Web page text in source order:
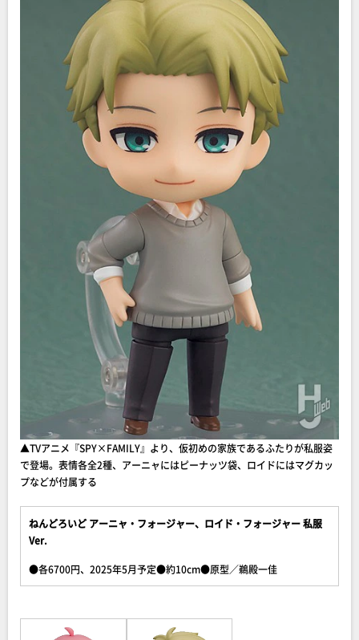
▲TVアニメ『SPY×FAMILY』より、仮初めの家族であるふたりが私服姿
で登場。表情各全2種、アーニャにはピーナッツ袋、ロイドにはマグカッ
プなどが付属する
ねんどろいど アーニャ・フォージャー、ロイド・フォージャー 私服
Ver.
●各6700円、2025年5月予定●約10cm●原型／鵜殿一佳